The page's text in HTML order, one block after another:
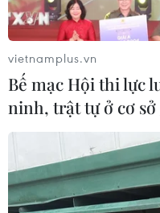
giá cao của người dân
vietnamplus.vn
Bế mạc Hội thi lực
ninh, trật tự ở cơ